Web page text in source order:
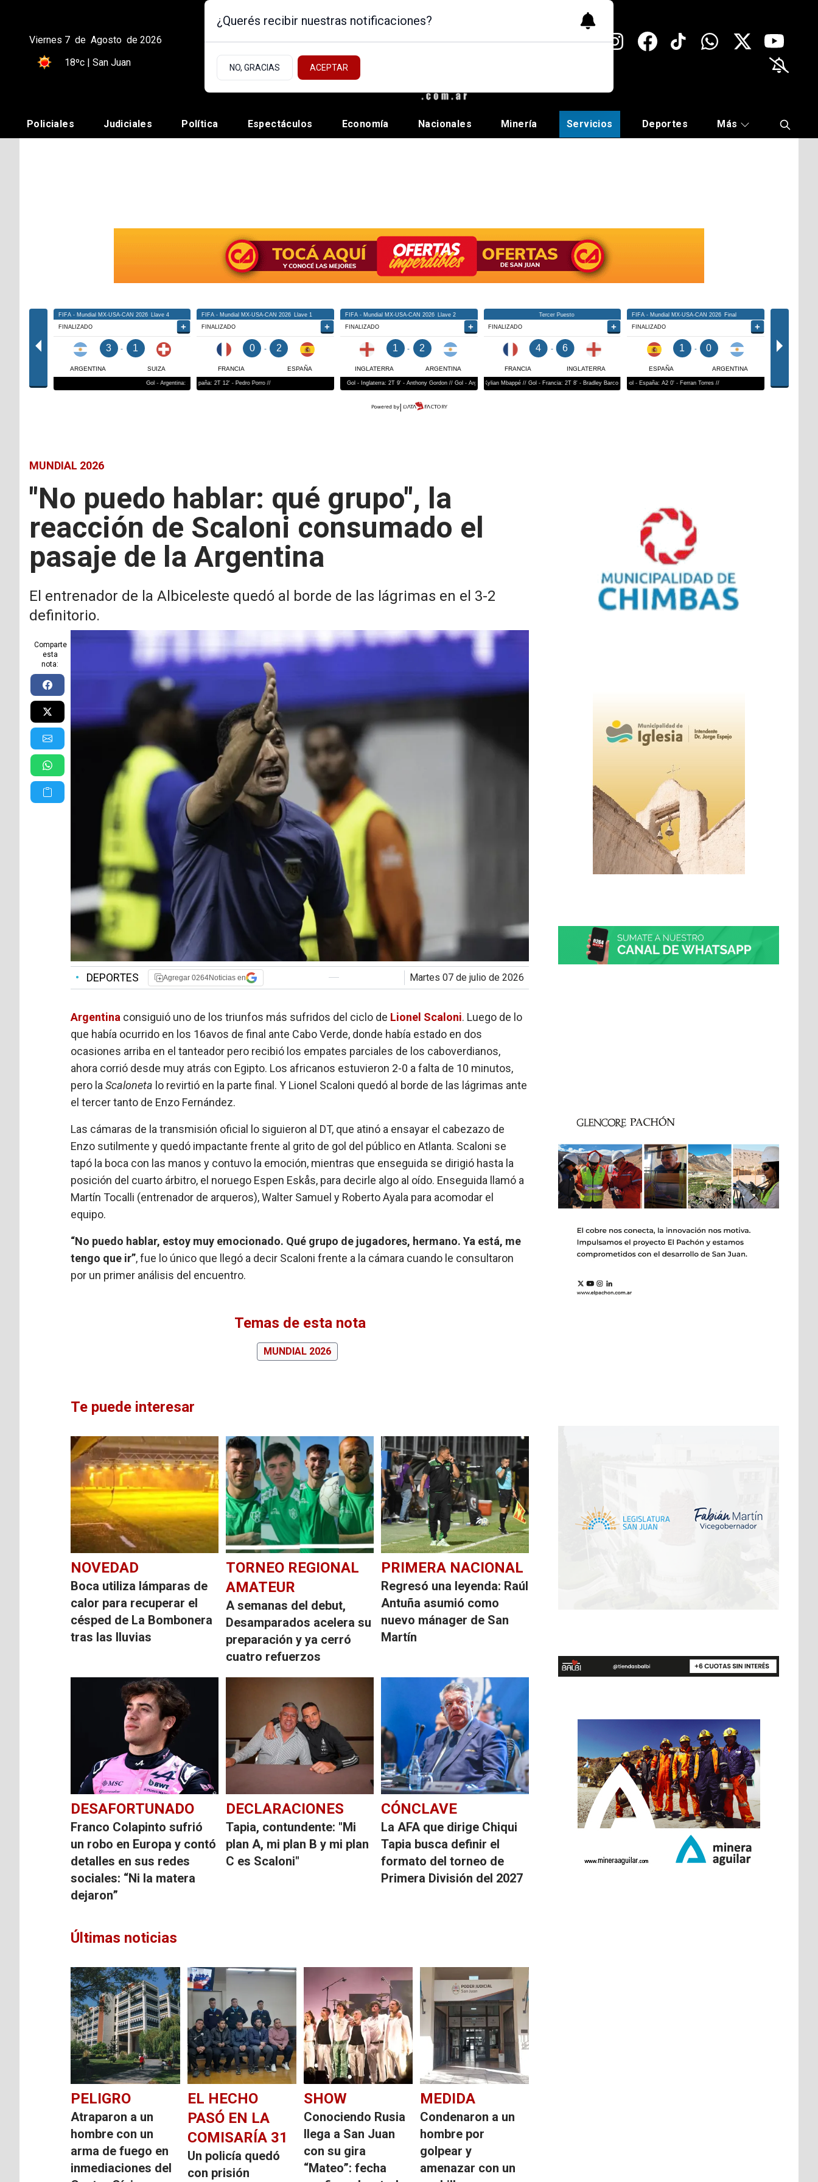
Viernes 7 de Agosto de 2026
18ºc | San Juan
Policiales Judiciales Política Espectáculos Economía Nacionales Minería Servicios Deportes Más
MUNDIAL 2026
"No puedo hablar: qué grupo", la
reacción de Scaloni consumado el
pasaje de la Argentina
El entrenador de la Albiceleste quedó al borde de las lágrimas en el 3-2
definitorio.
Comparte
esta
nota:
• DEPORTES Agregar 0264Noticias en martes 07 de julio de 2026
Argentina consiguió uno de los triunfos más sufridos del ciclo de Lionel Scaloni. Luego de lo
que había ocurrido en los 16avos de final ante Cabo Verde, donde había estado en dos
ocasiones arriba en el tanteador pero recibió los empates parciales de los caboverdianos,
ahora corrió desde muy atrás con Egipto. Los africanos estuvieron 2-0 a falta de 10 minutos,
pero laScaloneta lo revirtió en la parte final. Y Lionel Scaloni quedó al borde de las lágrimas ante
el tercer tanto de Enzo Fernández.
Las cámaras de la transmisión oficial lo siguieron al DT, que atinó a ensayar el cabezazo de
Enzo sutilmente y quedó impactante frente al grito de gol del público en Atlanta. Scaloni se
tapó la boca con las manos y contuvo la emoción, mientras que enseguida se dirigió hasta la
posición del cuarto árbitro, el noruego Espen Eskås, para decirle algo al oído. Enseguida llamó a
Martín Tocalli (entrenador de arqueros), Walter Samuel y Roberto Ayala para acomodar el
equipo.
“No puedo hablar, estoy muy emocionado. Qué grupo de jugadores, hermano. Ya está, me
tengo que ir”, fue lo único que llegó a decir Scaloni frente a la cámara cuando le consultaron
por un primer análisis del encuentro.
Temas de esta nota
MUNDIAL 2026
Te puede interesar
NOVEDAD
Boca utiliza lámparas de
calor para recuperar el
césped de La Bombonera
tras las lluvias
TORNEO REGIONAL
AMATEUR
A semanas del debut,
Desamparados acelera su
preparación y ya cerró
cuatro refuerzos
PRIMERA NACIONAL
Regresó una leyenda: Raúl
Antuña asumió como
nuevo mánager de San
Martín
DESAFORTUNADO
Franco Colapinto sufrió
un robo en Europa y contó
detalles en sus redes
sociales: “Ni la matera
dejaron”
DECLARACIONES
Tapia, contundente: "Mi
plan A, mi plan B y mi plan
C es Scaloni"
CÓNCLAVE
La AFA que dirige Chiqui
Tapia busca definir el
formato del torneo de
Primera División del 2027
Últimas noticias
PELIGRO
Atraparon a un
hombre con un
arma de fuego en
inmediaciones del
EL HECHO
PASÓ EN LA
COMISARÍA 31
Un policía quedó
con prisión
SHOW
Conociendo Rusia
llega a San Juan
con su gira
“Mateo”: fecha
MEDIDA
Condenaron a un
hombre por
golpear y
amenazar con un
¿Querés recibir nuestras notificaciones?
NO, GRACIAS ACEPTAR